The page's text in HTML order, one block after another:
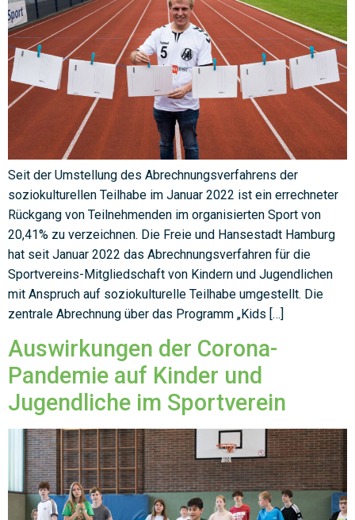
Seit der Umstellung des Abrechnungsverfahrens der
soziokulturellen Teilhabe im Januar 2022 ist ein errechneter
Rückgang von Teilnehmenden im organisierten Sport von
20,41% zu verzeichnen. Die Freie und Hansestadt Hamburg
hat seit Januar 2022 das Abrechnungsverfahren für die
Sportvereins-Mitgliedschaft von Kindern und Jugendlichen
mit Anspruch auf soziokulturelle Teilhabe umgestellt. Die
zentrale Abrechnung über das Programm „Kids […]
Auswirkungen der Corona-
Pandemie auf Kinder und
Jugendliche im Sportverein